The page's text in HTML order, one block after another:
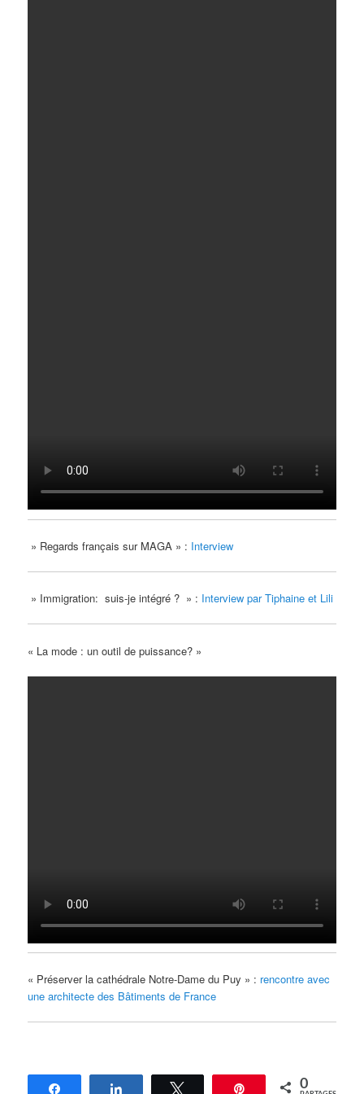
» Regards français sur MAGA » : Interview
» Immigration: suis-je intégré ? » : Interview par Tiphaine et Lili
« La mode : un outil de puissance? »
« Préserver la cathédrale Notre-Dame du Puy » : rencontre avec
une architecte des Bâtiments de France
Partagez Partagez Tweetez Épingle 0